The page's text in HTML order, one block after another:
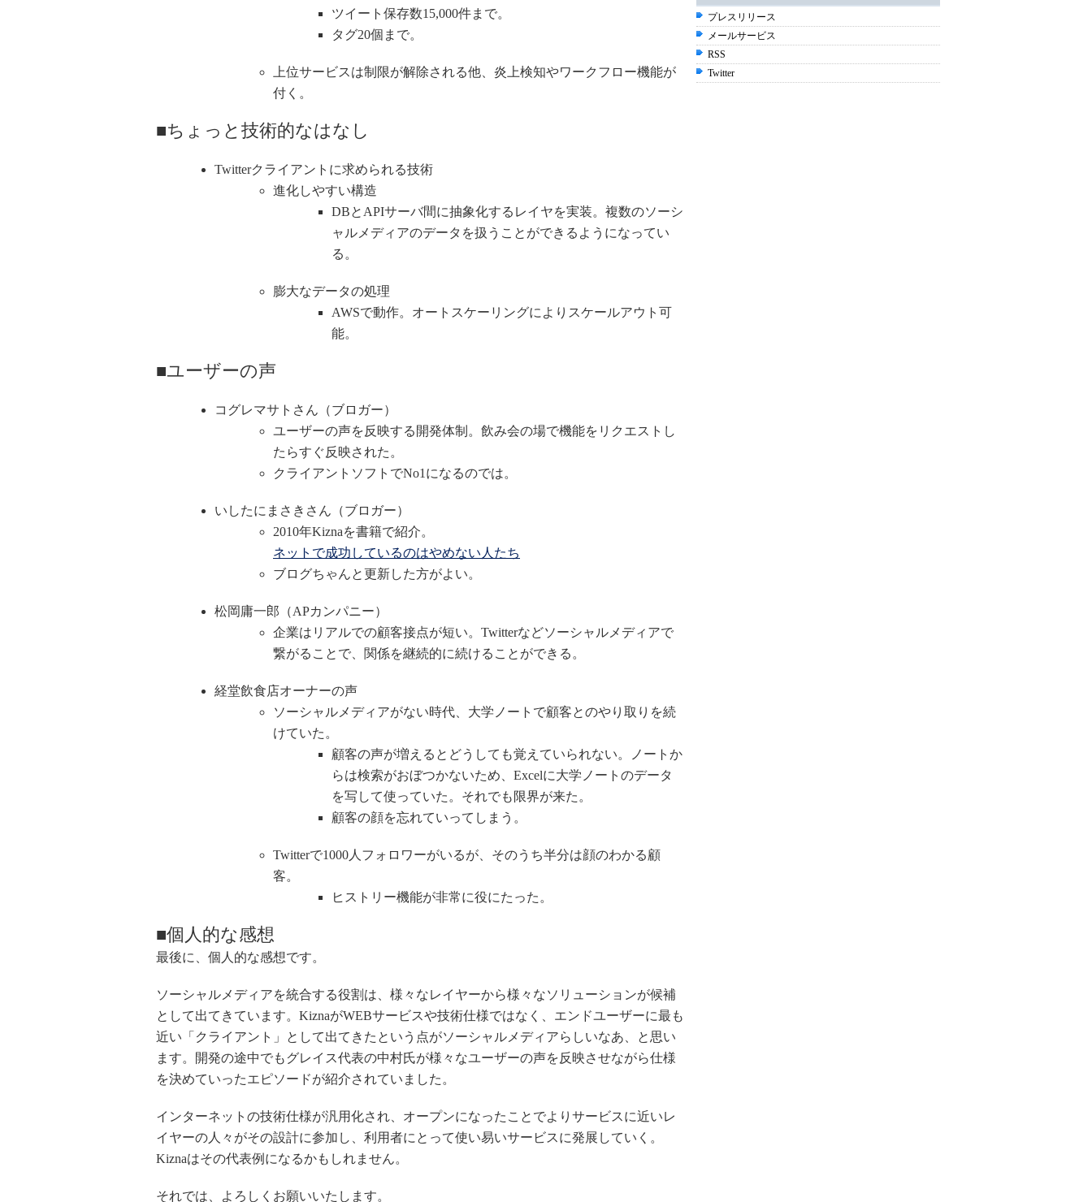
ツイート保存数15,000件まで。
タグ20個まで。
上位サービスは制限が解除される他、炎上検知やワークフロー機能が
付く。
■ちょっと技術的なはなし
Twitterクライアントに求められる技術
進化しやすい構造
DBとAPIサーバ間に抽象化するレイヤを実装。複数のソーシ
ャルメディアのデータを扱うことができるようになってい
る。
膨大なデータの処理
AWSで動作。オートスケーリングによりスケールアウト可
能。
■ユーザーの声
コグレマサトさん（ブロガー）
ユーザーの声を反映する開発体制。飲み会の場で機能をリクエストし
たらすぐ反映された。
クライアントソフトでNo1になるのでは。
いしたにまさきさん（ブロガー）
2010年Kiznaを書籍で紹介。
ネットで成功しているのはやめない人たち
ブログちゃんと更新した方がよい。
松岡庸一郎（APカンパニー）
企業はリアルでの顧客接点が短い。Twitterなどソーシャルメディアで
繋がることで、関係を継続的に続けることができる。
経堂飲食店オーナーの声
ソーシャルメディアがない時代、大学ノートで顧客とのやり取りを続
けていた。
顧客の声が増えるとどうしても覚えていられない。ノートか
らは検索がおぼつかないため、Excelに大学ノートのデータ
を写して使っていた。それでも限界が来た。
顧客の顔を忘れていってしまう。
Twitterで1000人フォロワーがいるが、そのうち半分は顔のわかる顧
客。
ヒストリー機能が非常に役にたった。
■個人的な感想
最後に、個人的な感想です。
ソーシャルメディアを統合する役割は、様々なレイヤーから様々なソリューションが候補
として出てきています。KiznaがWEBサービスや技術仕様ではなく、エンドユーザーに最も
近い「クライアント」として出てきたという点がソーシャルメディアらしいなあ、と思い
ます。開発の途中でもグレイス代表の中村氏が様々なユーザーの声を反映させながら仕様
を決めていったエピソードが紹介されていました。
インターネットの技術仕様が汎用化され、オープンになったことでよりサービスに近いレ
イヤーの人々がその設計に参加し、利用者にとって使い易いサービスに発展していく。
Kiznaはその代表例になるかもしれません。
それでは、よろしくお願いいたします。
プレスリリース
メールサービス
RSS
Twitter